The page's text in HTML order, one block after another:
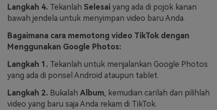
Langkah 4. Tekanlah Selesai yang ada di pojok kanan
bawah jendela untuk menyimpan video baru Anda.
Bagaimana cara memotong video TikTok dengan
Menggunakan Google Photos:
Langkah 1. Tekanlah untuk menjalankan Google Photos
yang ada di ponsel Android ataupun tablet.
Langkah 2. Bukalah Album, kemudian carilah dan pilihlah
video yang baru saja Anda rekam di TikTok.